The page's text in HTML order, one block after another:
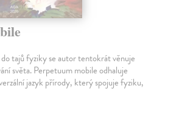
tajů fyziky se autor tentokrát věnuje
světa. Perpetuum mobile odhaluje
jazyk přírody, který spojuje fyziku,